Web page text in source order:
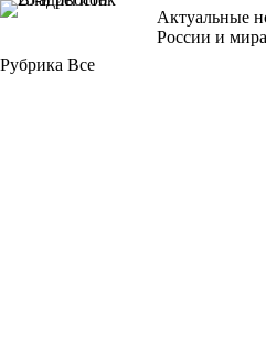
Перейти
Актуальные
России и
Рубрика Все